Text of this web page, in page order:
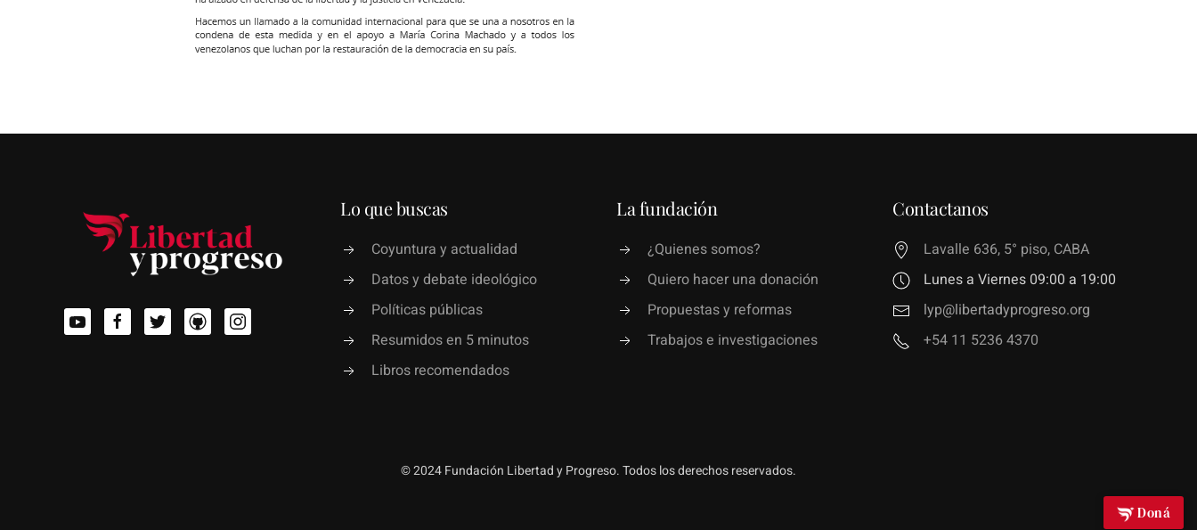
Lo que buscas
Coyuntura y actualidad
Datos y debate ideológico
Políticas públicas
Resumidos en 5 minutos
Libros recomendados
La fundación
¿Quienes somos?
Quiero hacer una donación
Propuestas y reformas
Trabajos e investigaciones
Contactanos
Lavalle 636, 5° piso, CABA
Lunes a Viernes 09:00 a 19:00
lyp@libertadyprogreso.org
+54 11 5236 4370
© 2024 Fundación Libertad y Progreso. Todos los derechos reservados.
Doná